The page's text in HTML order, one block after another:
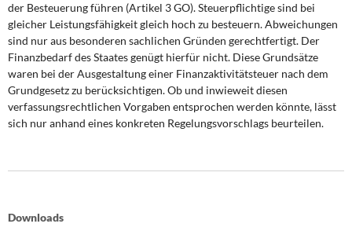
der Besteuerung führen (Artikel 3 GO). Steuerpflichtige sind bei
gleicher Leistungsfähigkeit gleich hoch zu besteuern. Abweichungen
sind nur aus besonderen sachlichen Gründen gerechtfertigt. Der
Finanzbedarf des Staates genügt hierfür nicht. Diese Grundsätze
waren bei der Ausgestaltung einer Finanzaktivitätsteuer nach dem
Grundgesetz zu berücksichtigen. Ob und inwieweit diesen
verfassungsrechtlichen Vorgaben entsprochen werden könnte, lässt
sich nur anhand eines konkreten Regelungsvorschlags beurteilen.
Downloads